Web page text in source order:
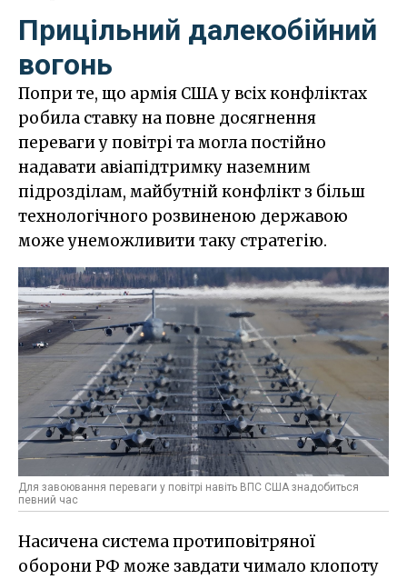
Прицільний далекобійний
вогонь
Попри те, що армія США у всіх конфліктах
робила ставку на повне досягнення
переваги у повітрі та могла постійно
надавати авіапідтримку наземним
підрозділам, майбутній конфлікт з більш
технологічного розвиненою державою
може унеможливити таку стратегію.
Для завоювання переваги у повітрі навіть ВПС США знадобиться
певний час
Насичена система протиповітряної
оборони РФ може завдати чимало клопоту